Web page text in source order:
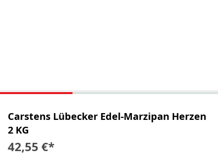
Carstens Lübecker Edel-Marzipan Herzen
2 KG
42,55 €*